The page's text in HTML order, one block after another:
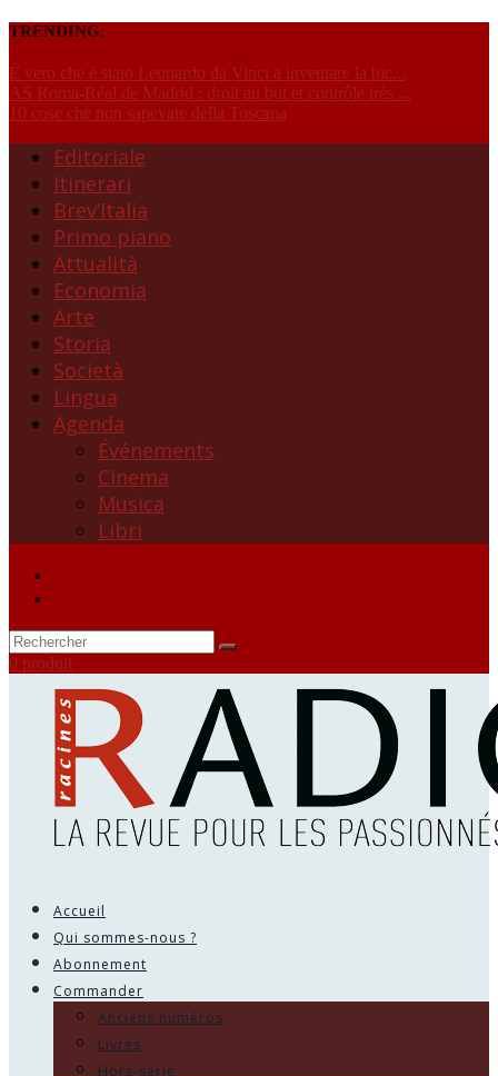
TRENDING:
È vero che è stato Leonardo da Vinci a inventare la bic...
AS Roma-Réal de Madrid : droit au but et contrôle très ...
10 cose che non sapevate della Toscana
Editoriale
Itinerari
Brev’Italia
Primo piano
Attualità
Economia
Arte
Storia
Società
Lingua
Agenda
Événements
Cinema
Musica
Libri
0 produit
Accueil
Qui sommes-nous ?
Abonnement
Commander
Anciens numéros
Livres
Hors-série